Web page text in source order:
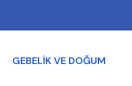
GEBELIK VE DOĞUM